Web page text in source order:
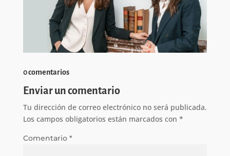
0 comentarios
Enviar un comentario
Tu dirección de correo electrónico no será publicada.
Los campos obligatorios están marcados con *
Comentario *